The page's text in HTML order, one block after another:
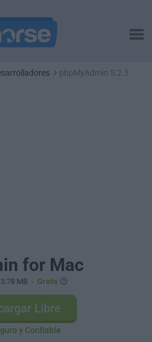
phpMyAdmin 5.2.3
for Mac
MB - Gratis
Libre
y Confiable